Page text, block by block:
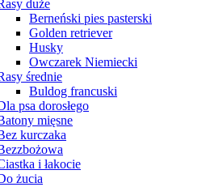
duże
Berneński pies pasterski
Golden retriever
Husky
Owczarek Niemiecki
średnie
Buldog francuski
psa dorosłego
mięsne
kurczaka
i łakocie
żucia